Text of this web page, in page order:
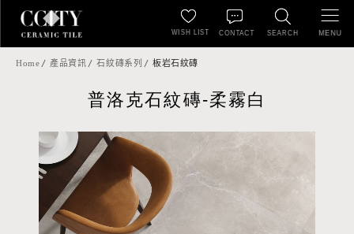
SEARCH
WISH LIST CONTACT MENU
Home 產品資訊 石紋磚系列 板岩石紋磚
普洛克石紋磚-柔霧白